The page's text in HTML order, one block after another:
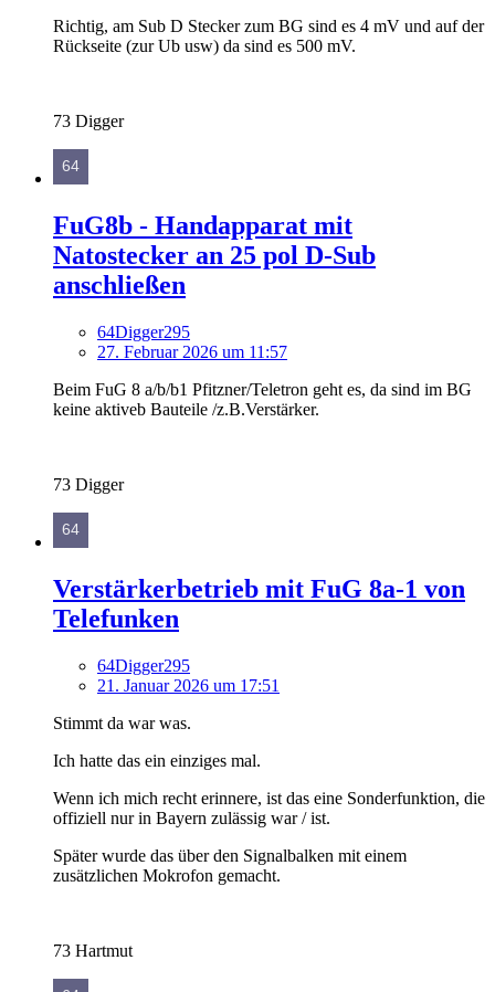
Richtig, am Sub D Stecker zum BG sind es 4 mV und auf der
Rückseite (zur Ub usw) da sind es 500 mV.
73 Digger
FuG8b - Handapparat mit
Natostecker an 25 pol D-Sub
anschließen
64Digger295
27. Februar 2026 um 11:57
Beim FuG 8 a/b/b1 Pfitzner/Teletron geht es, da sind im BG
keine aktiveb Bauteile /z.B.Verstärker.
73 Digger
Verstärkerbetrieb mit FuG 8a-1 von
Telefunken
64Digger295
21. Januar 2026 um 17:51
Stimmt da war was.
Ich hatte das ein einziges mal.
Wenn ich mich recht erinnere, ist das eine Sonderfunktion, die
offiziell nur in Bayern zulässig war / ist.
Später wurde das über den Signalbalken mit einem
zusätzlichen Mokrofon gemacht.
73 Hartmut